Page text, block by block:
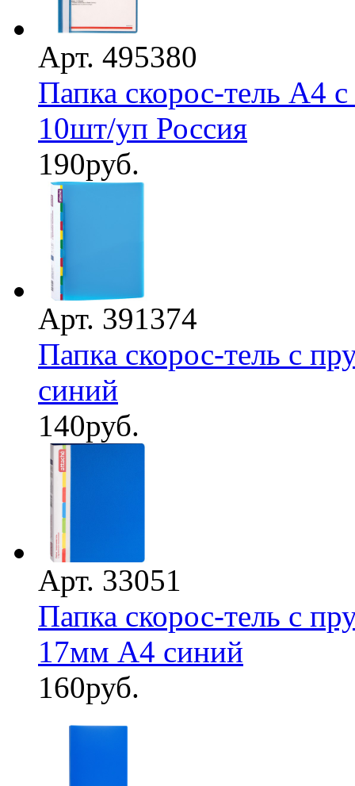
Арт. 495380
Папка скорос-тель А4
10шт/уп Россия
190руб.
Арт. 391374
Папка скорос-тель с
синий
140руб.
Арт. 33051
Папка скорос-тель с
17мм А4 синий
160руб.